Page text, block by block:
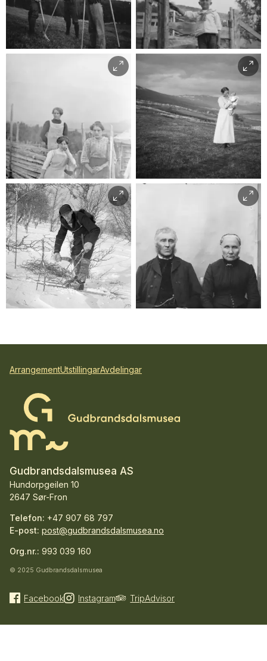
Ukjend
Mor med barn
ArrangementUtstillingarAvdelingar
Gudbrandsdalsmusea AS
Hundorpgeilen 10
2647 Sør-Fron
Telefon: +47 907 68 797
E-post: post@gudbrandsdalsmusea.no
Org.nr.: 993 039 160
© 2025 Gudbrandsdalsmusea
Facebook Instagram TripAdvisor